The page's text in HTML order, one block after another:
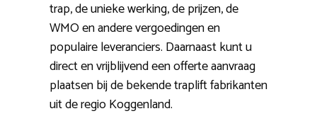
trap, de unieke werking, de prijzen, de
WMO en andere vergoedingen en
populaire leveranciers. Daarnaast kunt u
direct en vrijblijvend een offerte aanvraag
plaatsen bij de bekende traplift fabrikanten
uit de regio Koggenland.